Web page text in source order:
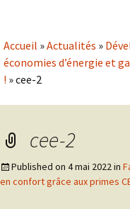
Accueil »Actualités »
économies d’énergie et
! »cee-2
cee-2
Published on 4 mai 2022in
en confort grâce aux primes